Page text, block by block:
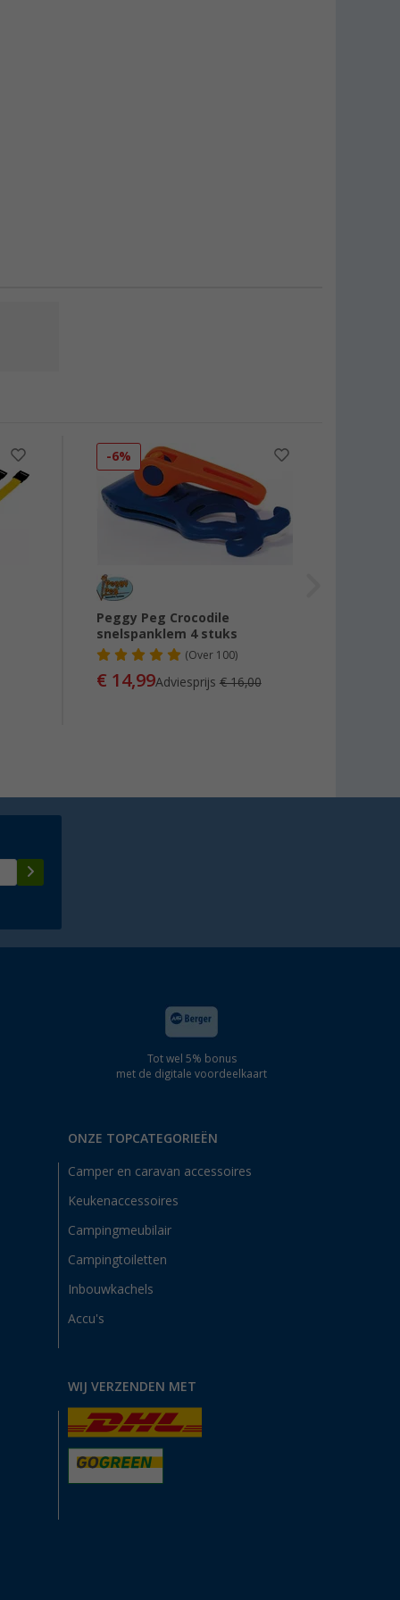
-6%
Peggy Peg Crocodile
snelspanklem 4 stuks
(Over100)
€ 14,99Adviesprijs € 16,00
Tot wel 5% bonus
met de digitale voordeelkaart
ONZE TOPCATEGORIEËN
Camper en caravan accessoires
Keukenaccessoires
Campingmeubilair
Campingtoiletten
Inbouwkachels
Accu's
WIJ VERZENDEN MET